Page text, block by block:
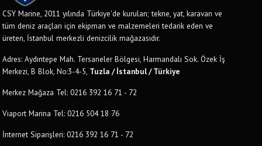
CSY Marine, 2011 yılında Türkiye'de kurulan; tekne, yat, karavan ve
tüm deniz araçları için ekipman ve malzemeleri tedarik eden ve
üreten, İstanbul merkezli denizcilik mağazasıdır.
Adres: Aydıntepe Mah. Tersaneler Bölgesi, Harmandalı Sok. Özek İş
Merkezi, B Blok, No:3-4-5, Tuzla / İstanbul / Türkiye
Merkez Mağaza Tel: 0216 392 16 71 - 72
Viaport Marina Tel: 0216 504 18 76
İnternet Siparişleri: 0216 392 16 71 - 72